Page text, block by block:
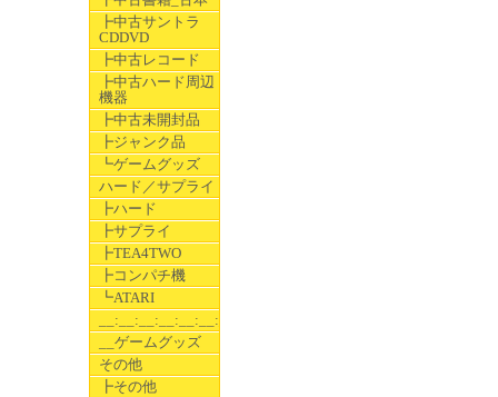
┣中古サントラ
CDDVD
┣中古レコード
┣中古ハード周辺
機器
┣中古未開封品
┣ジャンク品
┗ゲームグッズ
ハード／サプライ
┣ハード
┣サプライ
┣TEA4TWO
┣コンパチ機
┗ATARI
__:__:__:__:__:__:__
__ゲームグッズ
その他
┣その他